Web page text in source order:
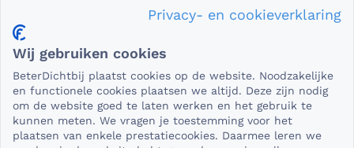
Privacy en veiligheid
essentieel dat die beveiligd worden uitgewisseld. En dat
die gegevens niet in verkeerde handen vallen. Daar kun je
op rekenen bij BeterDichtbij.
Privacy- en cookieverklaring
Wij gebruiken cookies
BeterDichtbij plaatst cookies op de website. Noodzakelijke
en functionele cookies plaatsen we altijd. Deze zijn nodig
om de website goed te laten werken en het gebruik te
kunnen meten. We vragen je toestemming voor het
plaatsen van enkele prestatiecookies. Daarmee leren we